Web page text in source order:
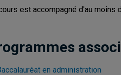
est accompagné d'au moins
en administration